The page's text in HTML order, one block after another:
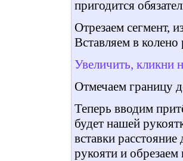
пригодится
Отрезаем сегмент,
Вставляем в
Увеличить, кликни
Отмечаем границу
Теперь вводим
будет нашей
вставки
рукояти и обрезаем